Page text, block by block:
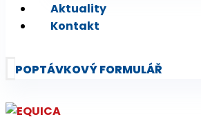
Aktuality
Kontakt
POPTÁVKOVÝ FORMULÁŘ